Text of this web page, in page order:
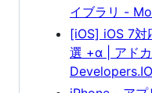
イブラリ -
[iOS] iOS 7対
選 +α | アドカ
Developers.IO